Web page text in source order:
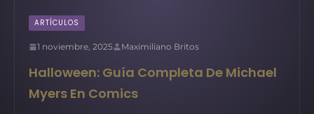
ARTÍCULOS
1 noviembre, 2025 Maximiliano Britos
Halloween: Guía Completa De Michael
Myers En Comics